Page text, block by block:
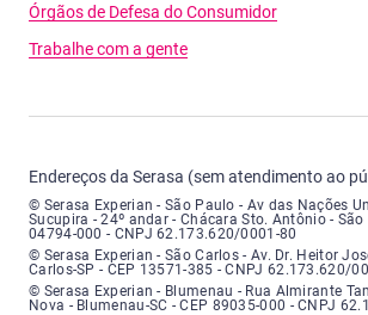
Órgãos de Defesa do Consumidor
Trabalhe com a gente
Endereços da Serasa (sem atendimento ao
Serasa Experian - São Paulo - Endereço:
© Serasa Experian - São Paulo - Av das Nações
Sucupira - 24º andar - Chácara Sto. Antônio - São
04794-000 - CNPJ 62.173.620/0001-80
Serasa Experian - São Carlos - Endereço:
© Serasa Experian - São Carlos - Av. Dr. Heitor
Carlos-SP - CEP 13571-385 - CNPJ 62.173.620/
Serasa Experian - Blumenau - Endereço: Rua
© Serasa Experian - Blumenau - Rua Almirante
Nova - Blumenau-SC - CEP 89035-000 - CNPJ